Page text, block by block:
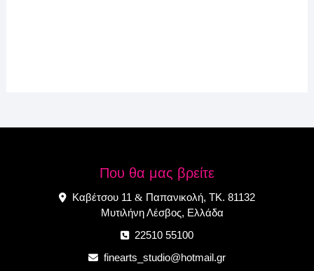
Που θα μας βρείτε
Καβέτσου 11 &Παπανικολή, ΤΚ. 81132
Μυτιλήνη Λέσβος, Ελλάδα
22510 55100
finearts_studio@hotmail.gr